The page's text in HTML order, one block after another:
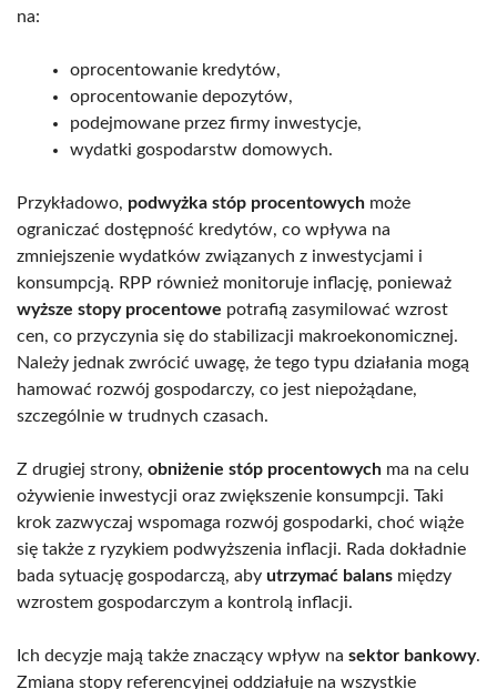
na:
oprocentowanie kredytów,
oprocentowanie depozytów,
podejmowane przez firmy inwestycje,
wydatki gospodarstw domowych.
Przykładowo, podwyżka stóp procentowych może
ograniczać dostępność kredytów, co wpływa na
zmniejszenie wydatków związanych z inwestycjami i
konsumpcją. RPP również monitoruje inflację, ponieważ
wyższe stopy procentowe potrafią zasymilować wzrost
cen, co przyczynia się do stabilizacji makroekonomicznej.
Należy jednak zwrócić uwagę, że tego typu działania mogą
hamować rozwój gospodarczy, co jest niepożądane,
szczególnie w trudnych czasach.
Z drugiej strony, obniżenie stóp procentowych ma na celu
ożywienie inwestycji oraz zwiększenie konsumpcji. Taki
krok zazwyczaj wspomaga rozwój gospodarki, choć wiąże
się także z ryzykiem podwyższenia inflacji. Rada dokładnie
bada sytuację gospodarczą, aby utrzymać balans między
wzrostem gospodarczym a kontrolą inflacji.
Ich decyzje mają także znaczący wpływ na sektor bankowy.
Zmiana stopy referencyjnej oddziałuje na wszystkie